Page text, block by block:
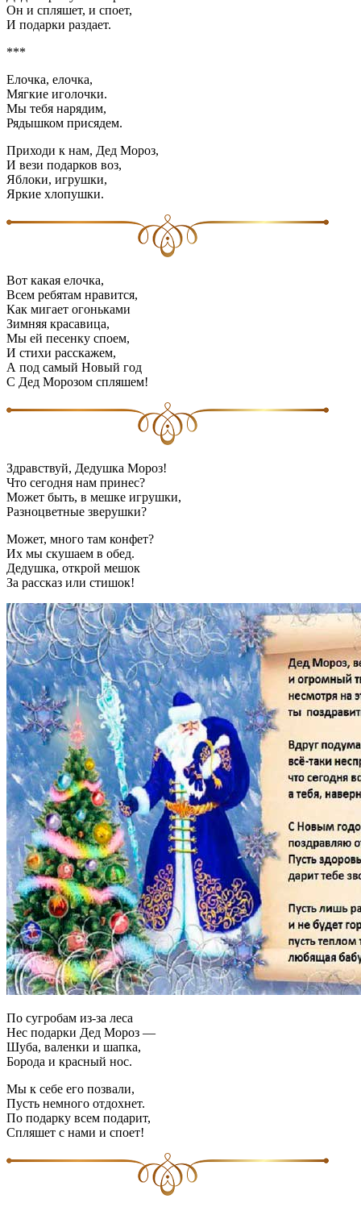
Он и спляшет, и споет,
И подарки раздает.
***
Елочка, елочка,
Мягкие иголочки.
Мы тебя нарядим,
Рядышком присядем.
Приходи к нам, Дед Мороз,
И вези подарков воз,
Яблоки, игрушки,
Яркие хлопушки.
Вот какая елочка,
Всем ребятам нравится,
Как мигает огоньками
Зимняя красавица,
Мы ей песенку споем,
И стихи расскажем,
А под самый Новый год
С Дед Морозом спляшем!
Здравствуй, Дедушка Мороз!
Что сегодня нам принес?
Может быть, в мешке игрушки,
Разноцветные зверушки?
Может, много там конфет?
Их мы скушаем в обед.
Дедушка, открой мешок
За рассказ или стишок!
По сугробам из-за леса
Нес подарки Дед Мороз ―
Шуба, валенки и шапка,
Борода и красный нос.
Мы к себе его позвали,
Пусть немного отдохнет.
По подарку всем подарит,
Спляшет с нами и споет!